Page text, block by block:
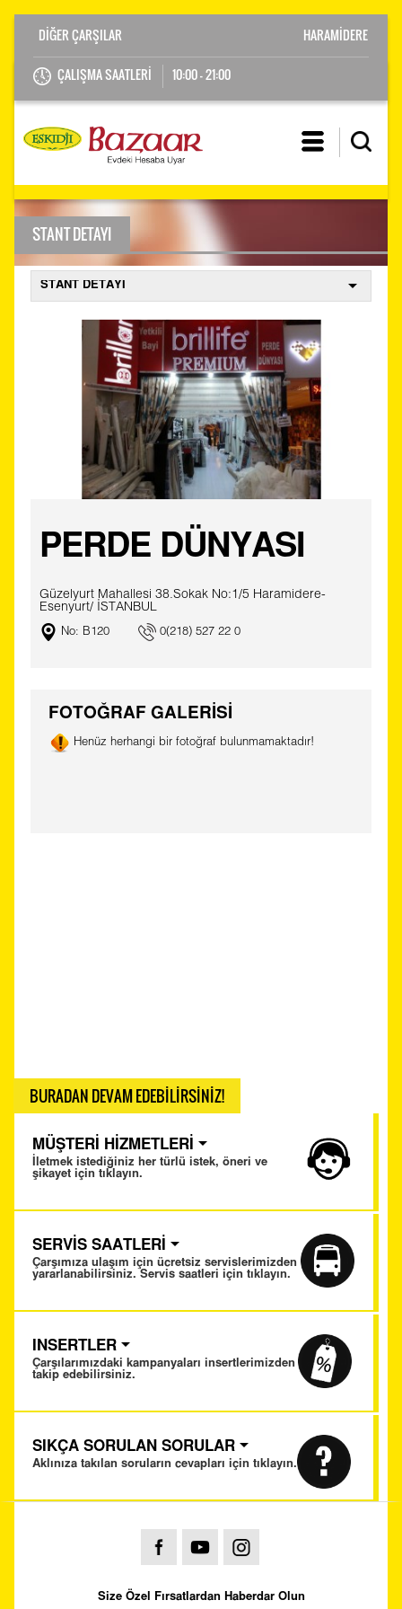
ÇALIŞMA SAATLERİ 10:00 - 21:00
HARAMİDERE
STANT DETAYI
PERDE DÜNYASI
Güzelyurt Mahallesi 38.Sokak No:1/5 Haramidere-
Esenyurt/ İSTANBUL
No: B120 0(218) 527 22 0
FOTOĞRAF GALERİSİ
Henüz herhangi bir fotoğraf bulunmamaktadır!
BURADAN DEVAM EDEBİLİRSİNİZ!
MÜŞTERİ HİZMETLERİ
İletmek istediğiniz her türlü istek, öneri ve
şikayet için tıklayın.
SERVİS SAATLERİ
Çarşımıza ulaşım için ücretsiz servislerimizden
yararlanabilirsiniz. Servis saatleri için tıklayın.
INSERTLER
Çarşılarımızdaki kampanyaları insertlerimizden
takip edebilirsiniz.
SIKÇA SORULAN SORULAR
Aklınıza takılan soruların cevapları için tıklayın.
Size Özel Fırsatlardan Haberdar Olun